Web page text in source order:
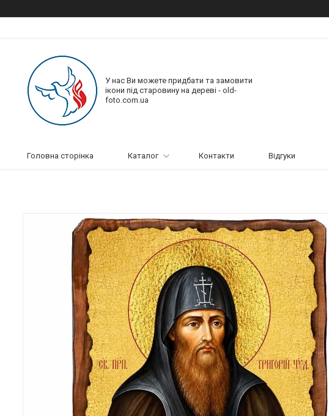
У нас Ви можете придбати та замовити
ікони під старовину на дереві - old-
foto.com.ua
Головна сторінка Каталог Контакти Відгуки